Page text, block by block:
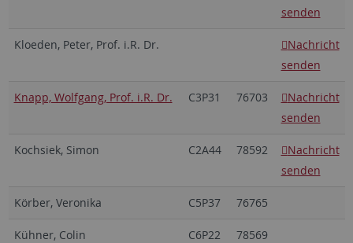
senden
Kloeden, Peter, Prof. i.R. Dr.
Nachricht
senden
Knapp, Wolfgang, Prof. i.R. Dr. C3P31 76703
Nachricht
senden
Kochsiek, Simon C2A44 78592
Nachricht
senden
Körber, Veronika C5P37 76765
Kühner, Colin C6P22 78569